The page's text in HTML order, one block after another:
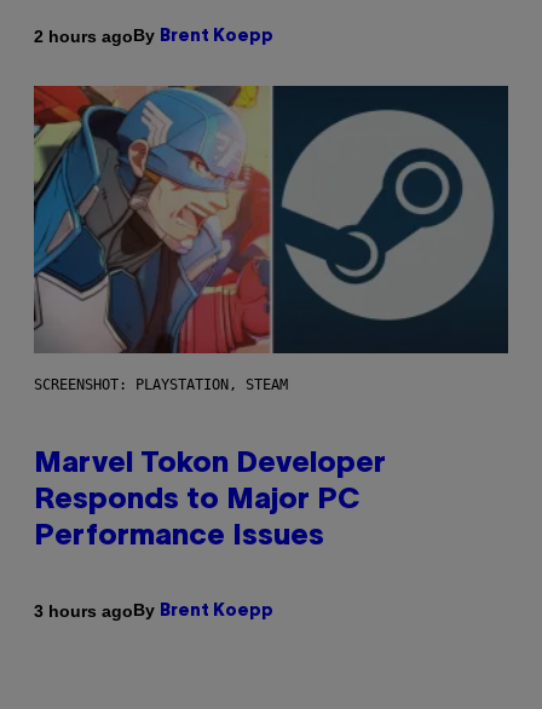
2 hours agoBy Brent Koepp
SCREENSHOT: PLAYSTATION, STEAM
Marvel Tokon Developer
Responds to Major PC
Performance Issues
3 hours agoBy Brent Koepp